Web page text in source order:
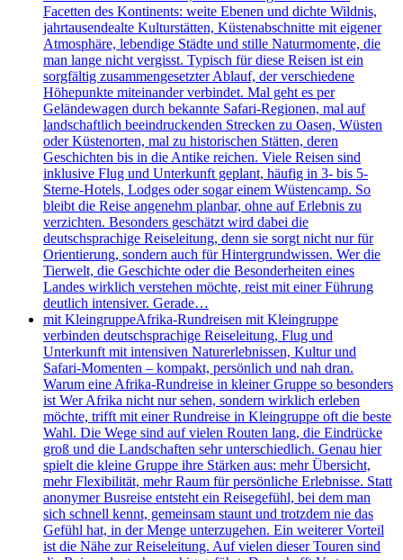
Facetten des Kontinents: weite Ebenen und dichte Wildnis,
jahrtausendealte Kulturstätten, Küstenabschnitte mit eigener
Atmosphäre, lebendige Städte und stille Naturmomente, die
man lange nicht vergisst. Typisch für diese Reisen ist ein
sorgfältig zusammengesetzter Ablauf, der verschiedene
Höhepunkte miteinander verbindet. Mal geht es per
Geländewagen durch bekannte Safari-Regionen, mal auf
landschaftlich beeindruckenden Strecken zu Oasen, Wüsten
oder Küstenorten, mal zu historischen Stätten, deren
Geschichten bis in die Antike reichen. Viele Reisen sind
inklusive Flug und Unterkunft geplant, häufig in 3- bis 5-
Sterne-Hotels, Lodges oder sogar einem Wüstencamp. So
bleibt die Reise angenehm planbar, ohne auf Erlebnis zu
verzichten. Besonders geschätzt wird dabei die
deutschsprachige Reiseleitung, denn sie sorgt nicht nur für
Orientierung, sondern auch für Hintergrundwissen. Wer die
Tierwelt, die Geschichte oder die Besonderheiten eines
Landes wirklich verstehen möchte, reist mit einer Führung
deutlich intensiver. Gerade…
mit KleingruppeAfrika-Rundreisen mit Kleingruppe
verbinden deutschsprachige Reiseleitung, Flug und
Unterkunft mit intensiven Naturerlebnissen, Kultur und
Safari-Momenten – kompakt, persönlich und nah dran.
Warum eine Afrika-Rundreise in kleiner Gruppe so besonders
ist Wer Afrika nicht nur sehen, sondern wirklich erleben
möchte, trifft mit einer Rundreise in Kleingruppe oft die beste
Wahl. Die Wege sind auf vielen Routen lang, die Eindrücke
groß und die Landschaften sehr unterschiedlich. Genau hier
spielt die kleine Gruppe ihre Stärken aus: mehr Übersicht,
mehr Flexibilität, mehr Raum für persönliche Erlebnisse. Statt
anonymer Busreise entsteht ein Reisegefühl, bei dem man
sich schnell kennt, gemeinsam staunt und trotzdem nie das
Gefühl hat, in der Menge unterzugehen. Ein weiterer Vorteil
ist die Nähe zur Reiseleitung. Auf vielen dieser Touren sind